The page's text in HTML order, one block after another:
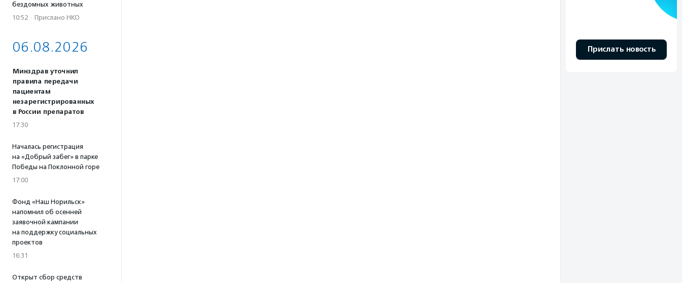
бездомных животных
10:52 · Прислано НКО
06.08.2026
Минздрав уточнил
правила передачи
пациентам
незарегистрированных
в России препаратов
17:30
Началась регистрация
на «Добрый забег» в парке
Победы на Поклонной горе
17:00
Фонд «Наш Норильск»
напомнил об осенней
заявочной кампании
на поддержку социальных
проектов
16:31
Открыт сбор средств
Прислать новость